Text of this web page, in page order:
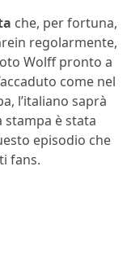
che, per fortuna,
regolarmente,
Wolff pronto a
come nel
l’italiano saprà
stampa è stata
episodio che
fans.